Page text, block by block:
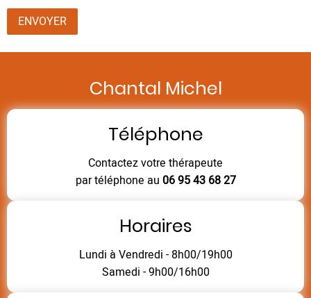
Chantal Michel
Téléphone
Contactez votre thérapeute
par téléphone au 06 95 43 68 27
Horaires
Lundi à Vendredi - 8h00/19h00
Samedi - 9h00/16h00